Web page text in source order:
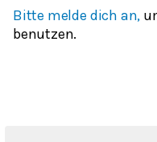
Bitte melde dich an,
benutzen.